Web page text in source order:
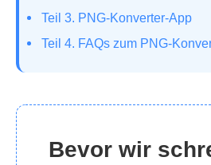
Teil 3. PNG‑Konverter‑App
Teil 4. FAQs zum
Bevor wir